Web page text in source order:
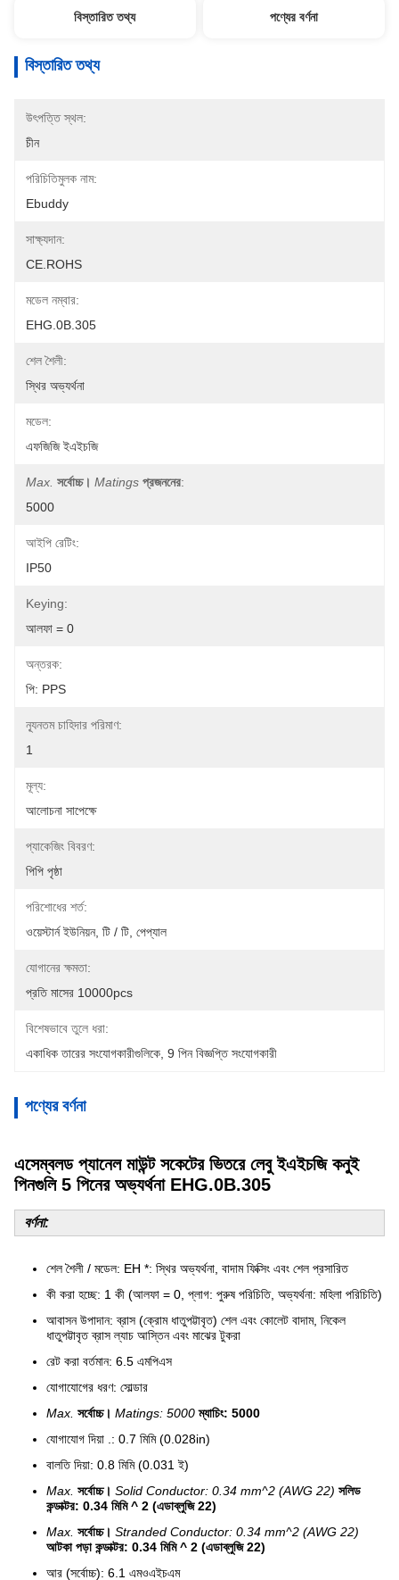
বিস্তারিত তথ্য পণ্যের বর্ণনা
বিস্তারিত তথ্য
উৎপত্তি স্থল:
চীন
পরিচিতিমুলক নাম:
Ebuddy
সাক্ষ্যদান:
CE.ROHS
মডেল নম্বার:
EHG.0B.305
শেল শৈলী:
স্থির অভ্যর্থনা
মডেল:
এফজিজি ইএইচজি
Max. সর্বোচ্চ। Matings প্রজননের:
5000
আইপি রেটিং:
IP50
Keying:
আলফা = 0
অন্তরক:
পি: PPS
ন্যূনতম চাহিদার পরিমাণ:
1
মূল্য:
আলোচনা সাপেক্ষে
প্যাকেজিং বিবরণ:
পিপি পৃষ্ঠা
পরিশোধের শর্ত:
ওয়েস্টার্ন ইউনিয়ন, টি / টি, পেপ্যাল
যোগানের ক্ষমতা:
প্রতি মাসের 10000pcs
বিশেষভাবে তুলে ধরা:
একাধিক তারের সংযোগকারীগুলিকে 9 পিন বিজ্ঞপ্তি সংযোগকারী
পণ্যের বর্ণনা
এসেম্বলড প্যানেল মাউন্ট সকেটের ভিতরে লেবু ইএইচজি কনুই
পিনগুলি 5 পিনের অভ্যর্থনা EHG.0B.305
বর্ণনা:
শেল শৈলী / মডেল: EH *: স্থির অভ্যর্থনা, বাদাম ফিক্সিং এবং শেল প্রসারিত
কী করা হচ্ছে: 1 কী (আলফা = 0, প্লাগ: পুরুষ পরিচিতি, অভ্যর্থনা: মহিলা পরিচিতি)
আবাসন উপাদান: ব্রাস (ক্রোম ধাতুপট্টাবৃত) শেল এবং কোলেট বাদাম, নিকেল
ধাতুপট্টাবৃত ব্রাস ল্যাচ আস্তিন এবং মাঝের টুকরা
রেট করা বর্তমান: 6.5 এমপিএস
যোগাযোগের ধরণ: সোল্ডার
Max. সর্বোচ্চ। Matings: 5000 ম্যাচিং: 5000
যোগাযোগ দিয়া .: 0.7 মিমি (0.028in)
বালতি দিয়া: 0.8 মিমি (0.031 ই)
Max. সর্বোচ্চ। Solid Conductor: 0.34 mm^2 (AWG 22) সলিড
কন্ডাক্টর: 0.34 মিমি ^ 2 (এডাব্লুজি 22)
Max. সর্বোচ্চ। Stranded Conductor: 0.34 mm^2 (AWG 22)
আটকা পড়া কন্ডাক্টর: 0.34 মিমি ^ 2 (এডাব্লুজি 22)
আর (সর্বোচ্চ): 6.1 এমওএইচএম